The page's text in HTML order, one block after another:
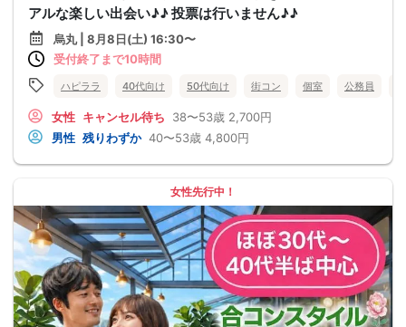
アルな楽しい出会い♪♪ 投票は行いません♪♪
烏丸 | 8月8日(土) 16:30〜
受付終了まで10時間
ハピララ 40代向け 50代向け 街コン 個室 公務員
女性 キャンセル待ち 38〜53歳 2,700円
男性 残りわずか 40〜53歳 4,800円
女性先行中！